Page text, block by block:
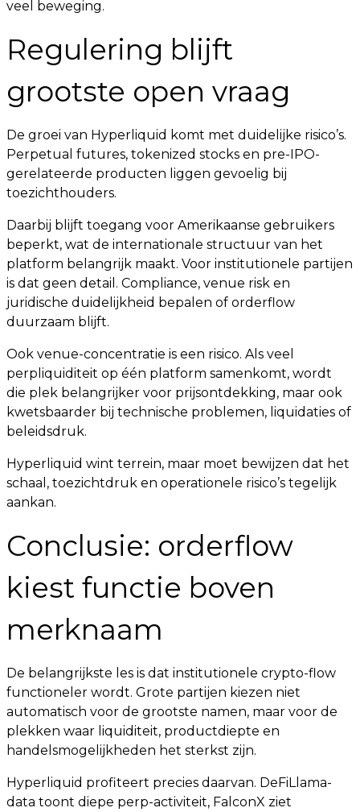
veel beweging.
Regulering blijft
grootste open vraag
De groei van Hyperliquid komt met duidelijke risico’s.
Perpetual futures, tokenized stocks en pre-IPO-
gerelateerde producten liggen gevoelig bij
toezichthouders.
Daarbij blijft toegang voor Amerikaanse gebruikers
beperkt, wat de internationale structuur van het
platform belangrijk maakt. Voor institutionele partijen
is dat geen detail. Compliance, venue risk en
juridische duidelijkheid bepalen of orderflow
duurzaam blijft.
Ook venue-concentratie is een risico. Als veel
perpliquiditeit op één platform samenkomt, wordt
die plek belangrijker voor prijsontdekking, maar ook
kwetsbaarder bij technische problemen, liquidaties of
beleidsdruk.
Hyperliquid wint terrein, maar moet bewijzen dat het
schaal, toezichtdruk en operationele risico’s tegelijk
aankan.
Conclusie: orderflow
kiest functie boven
merknaam
De belangrijkste les is dat institutionele crypto-flow
functioneler wordt. Grote partijen kiezen niet
automatisch voor de grootste namen, maar voor de
plekken waar liquiditeit, productdiepte en
handelsmogelijkheden het sterkst zijn.
Hyperliquid profiteert precies daarvan. DeFiLlama-
data toont diepe perp-activiteit, FalconX ziet